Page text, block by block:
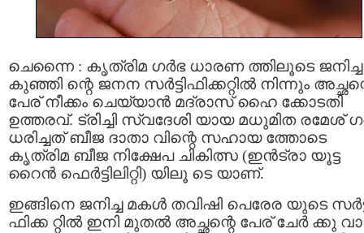
ചെന്നൈ : കൃത്രിമ ഗര്‍ഭ ധാരണ ത്തിലൂടെ ജനിച്ച
കുഞ്ഞി ന്റെ ജനന സര്‍ട്ടിഫിക്കറ്റില്‍ നിന്നും
പേര് നീക്കം ചെയ്യാന്‍ മദ്രാസ് ഹൈ ക്കോടതി
ഉത്തരവ്. ട്രിച്ചി സ്വദേശി യായ മധുമിത രമേശ്
ധരിച്ചത് ബീജ ദാതാ വിന്റെ സഹായ ത്തോടെ
കൃത്രിമ ബീജ നിക്ഷേപ ചികിത്സ (ഇന്‍ട്രാ യൂട്ട
റൈന്‍ ഫെര്‍ട്ടിലിറ്റി) യിലൂ ടെ യാണ്.
ഇങ്ങിനെ ജനിച്ച മകൾ തവിഷി പെരേര യുടെ
ഫിക്ക റ്റില്‍ ഇനി മുതൽ അച്ഛന്റെ പേര് ചേർ ക്കു വാ